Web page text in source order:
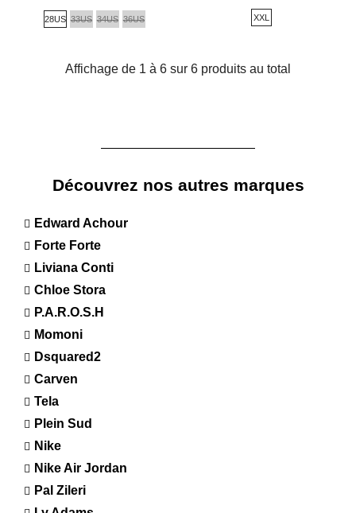
28US 33US 34US 36US XXL
Affichage de 1 à 6 sur 6 produits au total
Découvrez nos autres marques
Edward Achour
Forte Forte
Liviana Conti
Chloe Stora
P.A.R.O.S.H
Momoni
Dsquared2
Carven
Tela
Plein Sud
Nike
Nike Air Jordan
Pal Zileri